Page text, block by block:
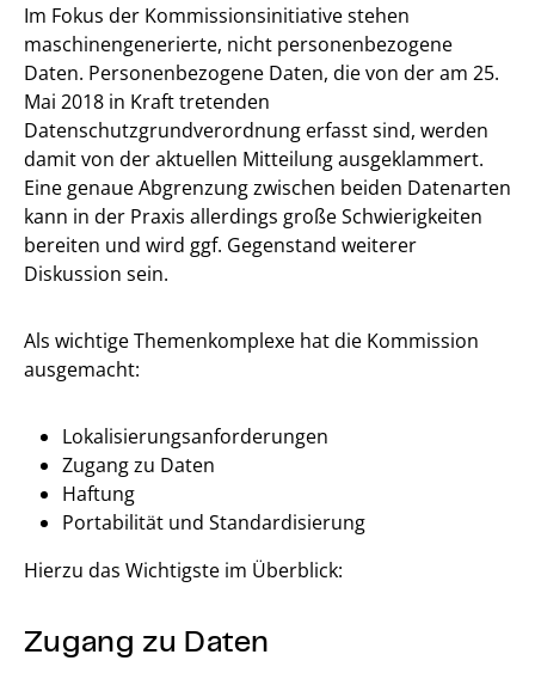
Im Fokus der Kommissionsinitiative stehen
maschinengenerierte, nicht personenbezogene
Daten. Personenbezogene Daten, die von der am 25.
Mai 2018 in Kraft tretenden
Datenschutzgrundverordnung erfasst sind, werden
damit von der aktuellen Mitteilung ausgeklammert.
Eine genaue Abgrenzung zwischen beiden Datenarten
kann in der Praxis allerdings große Schwierigkeiten
bereiten und wird ggf. Gegenstand weiterer
Diskussion sein.
Als wichtige Themenkomplexe hat die Kommission
ausgemacht:
Lokalisierungsanforderungen
Zugang zu Daten
Haftung
Portabilität und Standardisierung
Hierzu das Wichtigste im Überblick:
Zugang zu Daten